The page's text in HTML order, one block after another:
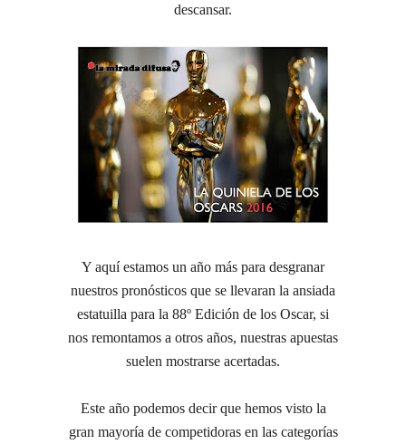
descansar.
Y aquí estamos un año más para desgranar
nuestros pronósticos que se llevaran la ansiada
estatuilla para la 88º Edición de los Oscar, si
nos remontamos a otros años, nuestras apuestas
suelen mostrarse acertadas.
Este año podemos decir que hemos visto la
gran mayoría de competidoras en las categorías